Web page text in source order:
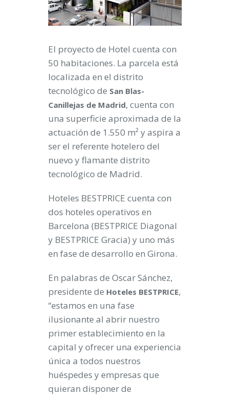
El proyecto de Hotel cuenta con
50 habitaciones. La parcela está
localizada en el distrito
tecnológico de San Blas-
Canillejas de Madrid, cuenta con
una superficie aproximada de la
actuación de 1.550 m² y aspira a
ser el referente hotelero del
nuevo y flamante distrito
tecnológico de Madrid.
Hoteles BESTPRICE cuenta con
dos hoteles operativos en
Barcelona (BESTPRICE Diagonal
y BESTPRICE Gracia) y uno más
en fase de desarrollo en Girona.
En palabras de Oscar Sánchez,
presidente de Hoteles BESTPRICE,
“estamos en una fase
ilusionante al abrir nuestro
primer establecimiento en la
capital y ofrecer una experiencia
única a todos nuestros
huéspedes y empresas que
quieran disponer de